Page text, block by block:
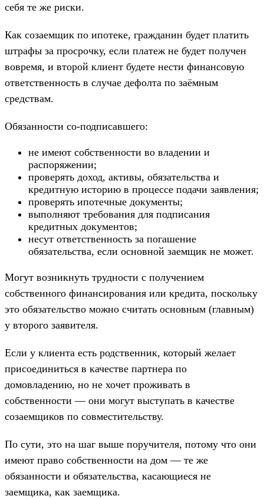
себя те же риски.
Как созаемщик по ипотеке, гражданин будет платить
штрафы за просрочку, если платеж не будет получен
вовремя, и второй клиент будете нести финансовую
ответственность в случае дефолта по заёмным
средствам.
Обязанности со-подписавшего:
не имеют собственности во владении и
распоряжении;
проверять доход, активы, обязательства и
кредитную историю в процессе подачи заявления;
проверять ипотечные документы;
выполняют требования для подписания
кредитных документов;
несут ответственность за погашение
обязательства, если основной заемщик не может.
Могут возникнуть трудности с получением
собственного финансирования или кредита, поскольку
это обязательство можно считать основным (главным)
у второго заявителя.
Если у клиента есть родственник, который желает
присоединиться в качестве партнера по
домовладению, но не хочет проживать в
собственности — они могут выступать в качестве
созаемщиков по совместительству.
По сути, это на шаг выше поручителя, потому что они
имеют право собственности на дом — те же
обязанности и обязательства, касающиеся не
заемщика, как заемщика.